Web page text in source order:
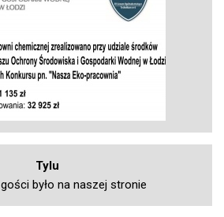
Tylu
gości było na naszej stronie